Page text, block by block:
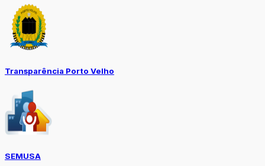
Transparência Porto Velho
SEMUSA